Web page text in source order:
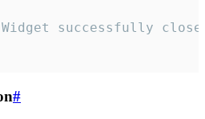
successfully
#